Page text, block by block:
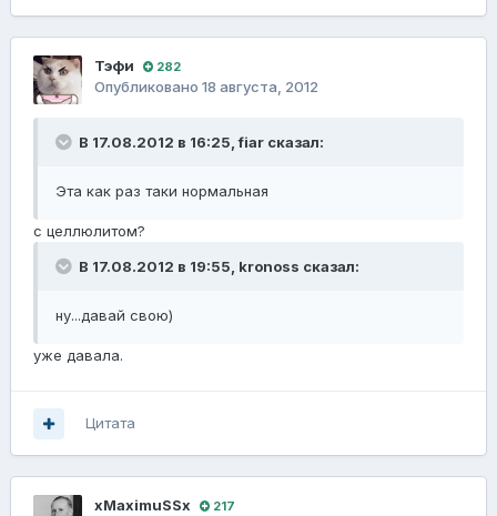
Тэфи 282
Опубликовано 18 августа, 2012
В 17.08.2012 в 16:25, fiаr сказал:
Эта как раз таки нормальная
с целлюлитом?
В 17.08.2012 в 19:55, kronoss сказал:
ну...давай свою)
уже давала.
Цитата
xMaximuSSx 217